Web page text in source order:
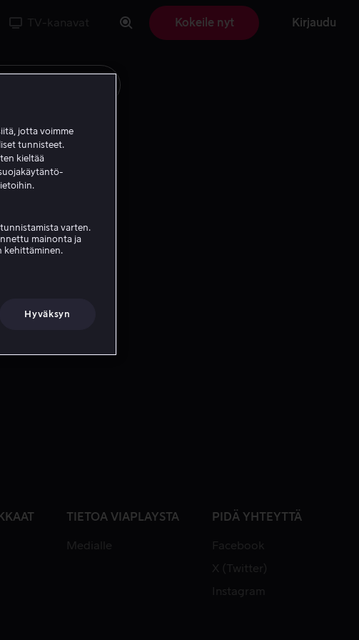
TV-kanavat Kokeile nyt Kirjaudu
TIETOA VIAPLAYSTA
Medialle
PIDÄ YHTEYTTÄ
Facebook
X (Twitter)
Instagram
jotta voimme
tunnisteet.
kieltää
varten.
mainonta ja
kehittäminen.
Hyväksyn